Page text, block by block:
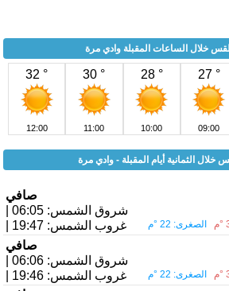
خلال الساعات المقبلة وادي مرة
27 °
09:00
28 °
10:00
30 °
11:00
32 °
12:00
خلال الثمانية أيام المقبلة - وادي مرة
صافي
| شروق الشمس: 06:05
الصغرى: 22 °م
| غروب الشمس: 19:47
صافي
| شروق الشمس: 06:06
الصغرى: 22 °م
| غروب الشمس: 19:46